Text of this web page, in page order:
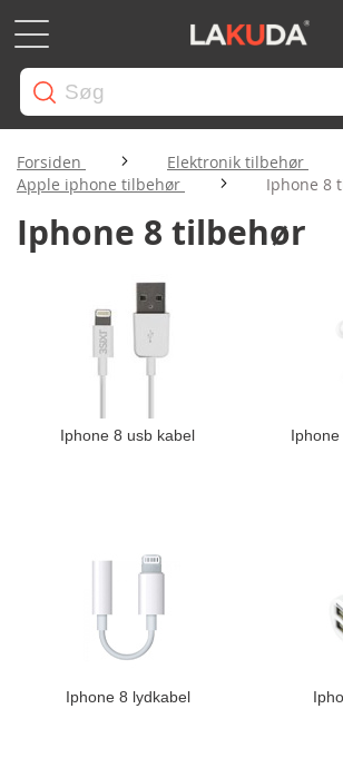
Forsiden
Elektronik tilbehør
Apple iphone tilbehør
Iphone 8
Iphone 8 tilbehør
Iphone 8 usb kabel
Iphone 8 lydkabel